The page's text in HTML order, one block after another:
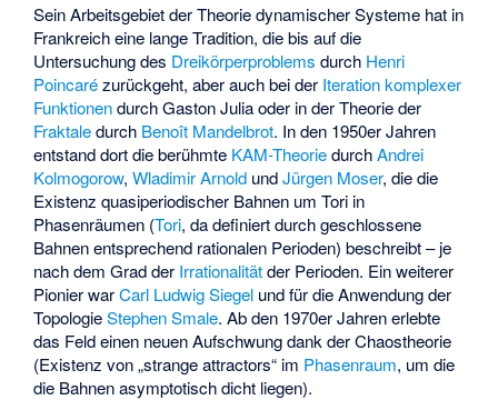
Sein Arbeitsgebiet der Theorie dynamischer Systeme hat in
Frankreich eine lange Tradition, die bis auf die
Untersuchung des Dreikörperproblems durch Henri
Poincarézurückgeht, aber auch bei der Iteration komplexer
FunktionendurchGaston Juliaoder in der Theorie der
Fraktaledurch Benoît Mandelbrot. In den 1950er Jahren
entstand dort die berühmte KAM-TheoriedurchAndrei
Kolmogorow,Wladimir Arnold undJürgen Moser, die die
Existenzquasiperiodischer Bahnen um Tori in
Phasenräumen (Tori, da definiert durchgeschlossene
Bahnenentsprechend rationalen Perioden) beschreibt – je
nach dem Grad der Irrationalitätder Perioden. Ein weiterer
Pionier warCarl Ludwig Siegel und für die Anwendung der
TopologieStephen Smale. Ab den 1970er Jahren erlebte
das Feld einen neuen Aufschwung dank der Chaostheorie
(Existenz von „strange attractors“ im Phasenraum, um die
die Bahnen asymptotisch dicht liegen).